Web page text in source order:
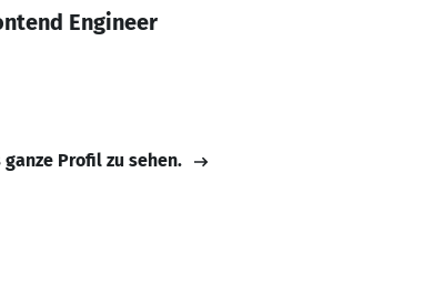
Engineer
Profil zu sehen.